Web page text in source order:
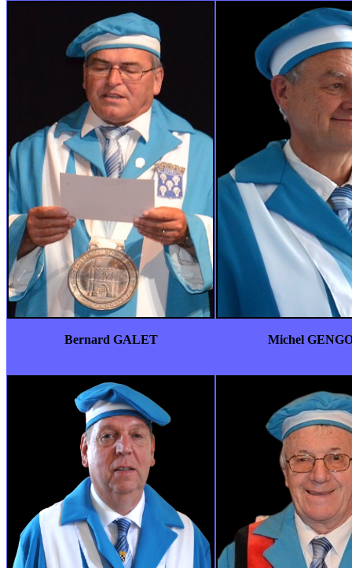
Bernard GALET Michel